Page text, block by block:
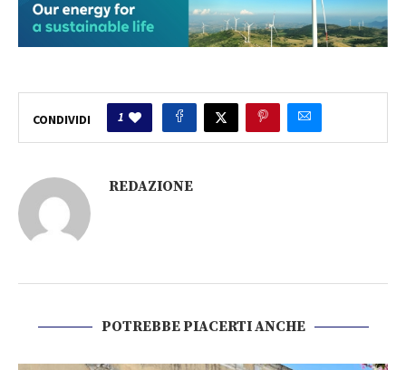
CONDIVIDI 1
REDAZIONE
POTREBBE PIACERTI ANCHE